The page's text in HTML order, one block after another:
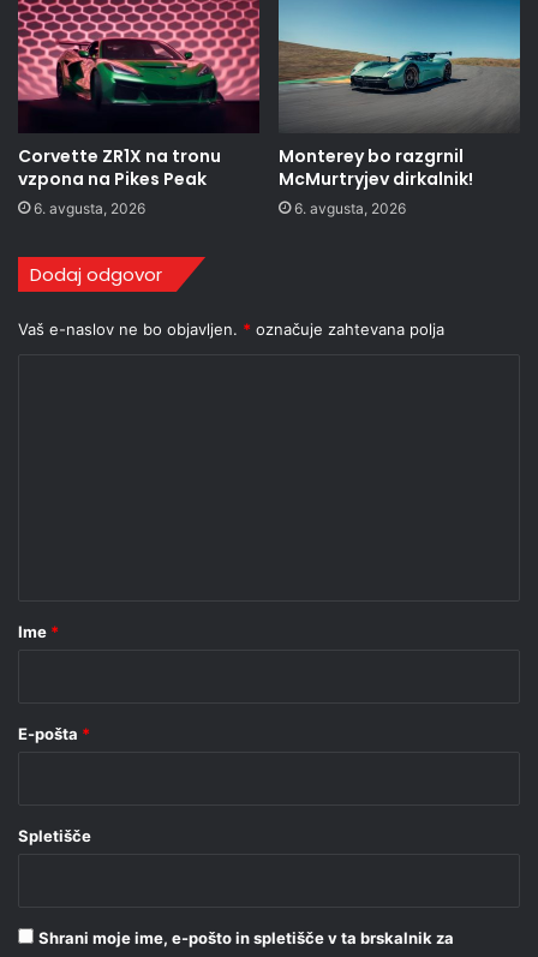
Corvette ZR1X na tronu
vzpona na Pikes Peak
6. avgusta, 2026
Monterey bo razgrnil
McMurtryjev dirkalnik!
6. avgusta, 2026
Dodaj odgovor
Vaš e-naslov ne bo objavljen. * označuje zahtevana polja
rIme *
E-pošta *
Spletišče
Shrani moje ime, e-pošto in spletišče v ta brskalnik za